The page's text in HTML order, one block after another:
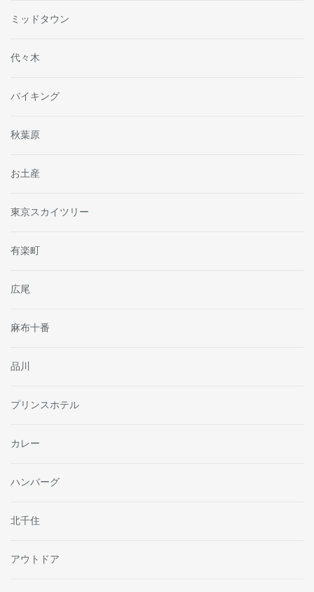
ミッドタウン
代々木
バイキング
秋葉原
お土産
東京スカイツリー
有楽町
広尾
麻布十番
品川
プリンスホテル
カレー
ハンバーグ
北千住
アウトドア